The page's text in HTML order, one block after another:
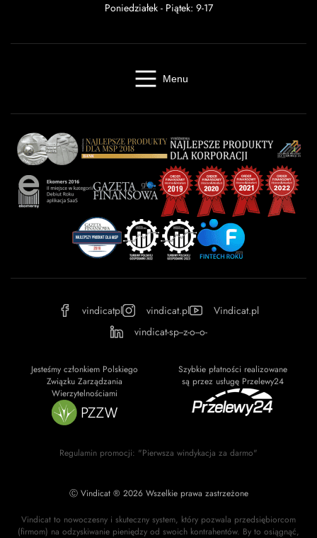
Poniedziałek - Piątek: 9-17
Menu
Baza wiedzyKontaktKalkulator odsetekMiastaPartnerzyFAQRegulaminOWU
vindicatpl vindicat.pl
Vindicat.pl
vindicat-sp--z-o--o-
Jesteśmy członkiem Polskiego
Związku Zarządzania
Wierzytelnościami
Szybkie płatności realizowane
są przez usługę Przelewy24
Regulamin promocji: "Pierwsza windykacja za darmo"
Ⓒ Vindicat ® 2026 Wszelkie prawa zastrzeżone
Vindicat to nowoczesny i skuteczny system, który pozwala przedsiębiorcom
(firmom) na odzyskiwanie pieniędzy od swoich kontrahentów. By to osiągnąć,